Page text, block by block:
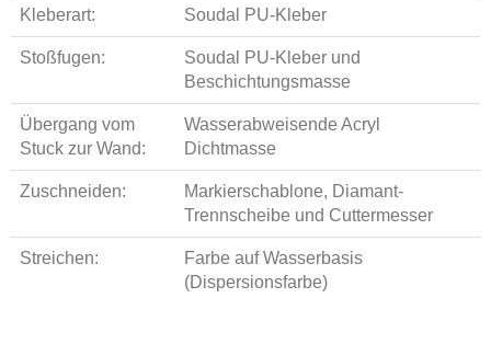
Kleberart: Soudal PU-Kleber
Stoßfugen:
Soudal PU-Kleber und
Beschichtungsmasse
Übergang vom
Stuck zur Wand:
Wasserabweisende Acryl
Dichtmasse
Zuschneiden:
Markierschablone, Diamant-
Trennscheibe und Cuttermesser
Streichen:
Farbe auf Wasserbasis
(Dispersionsfarbe)